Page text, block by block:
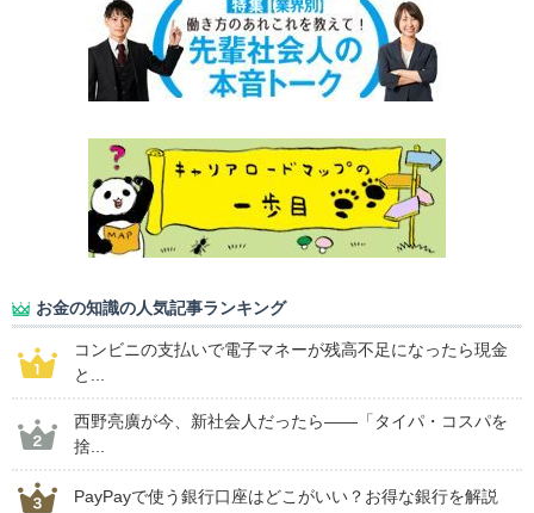
お金の知識の人気記事ランキング
コンビニの支払いで電子マネーが残高不足になったら現金
と...
西野亮廣が今、新社会人だったら――「タイパ・コスパを
捨...
PayPayで使う銀行口座はどこがいい？お得な銀行を解説